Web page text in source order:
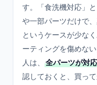
す。「食洗機対応」
や一部パーツだけで
というケースが少な
ーティングを傷めな
人は、
全パーツが対
認しておくと、買っ